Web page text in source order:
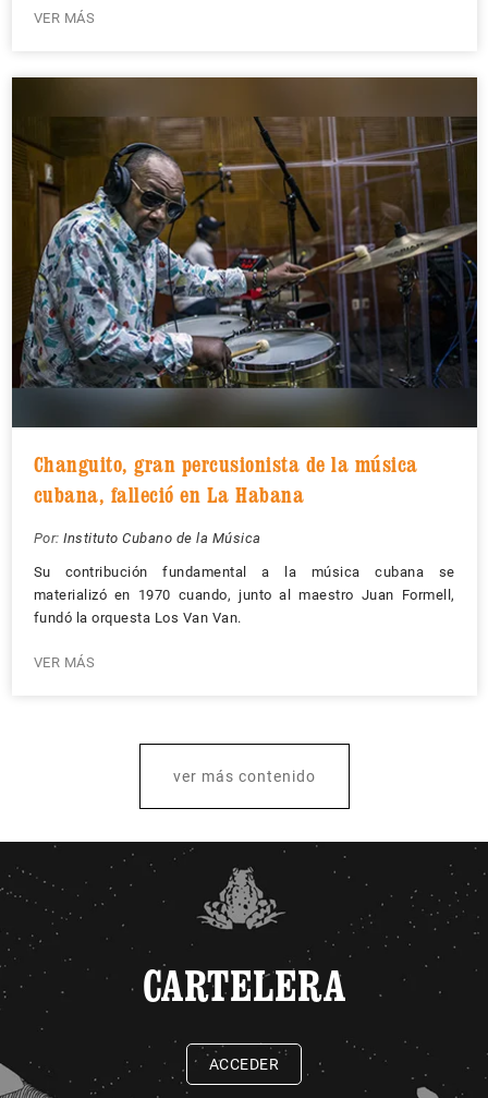
VER MÁS
Changuito, gran percusionista de la música
cubana, falleció en La Habana
Por: Instituto Cubano de la Música
Su contribución fundamental a la música cubana se
materializó en 1970 cuando, junto al maestro Juan Formell,
fundó la orquesta Los Van Van.
VER MÁS
ver más contenido
CARTELERA
ACCEDER